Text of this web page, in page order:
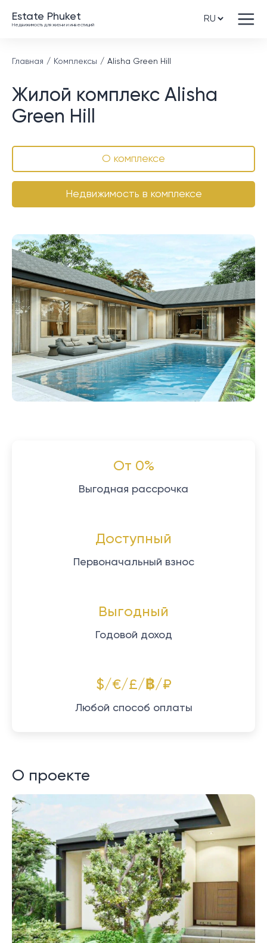
Estate Phuket
Недвижимость для жизни и инвестиций
Главная Комплексы Alisha Green Hill
Жилой комплекс Alisha
Green Hill
О комплексе
Недвижимость в комплексе
От 0%
Выгодная рассрочка
Доступный
Первоначальный взнос
Выгодный
Годовой доход
$/€/£/฿/₽
Любой способ оплаты
О проекте